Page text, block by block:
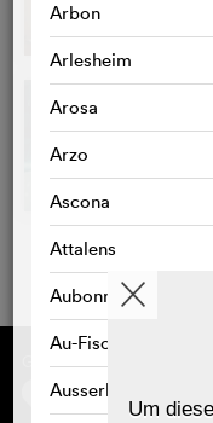
Arbon
Arlesheim
Arosa
Arzo
Ascona
Attalens
Aubonne
Au-Fischingen
Ausserbinn
Gefördert von
Um